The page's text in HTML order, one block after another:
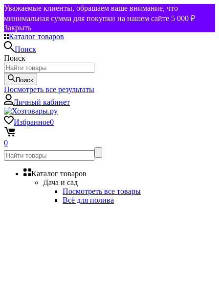
Уважаемые клиенты, обращаем ваше внимание, что
минимальная сумма для покупки на нашем сайте 5 000 ₽
Закрыть
Каталог товаров
Поиск
Поиск
Поиск
Посмотреть все результаты
Личный кабинет
Избранное0
0
Каталог товаров
Дача и сад
Посмотреть все товары
Всё для полива